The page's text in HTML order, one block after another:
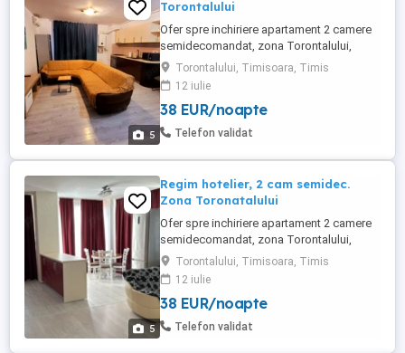
5
Torontalului
Ofer spre inchiriere apartament 2 camere
semidecomandat, zona Torontalului,
complex Campeador. Apartamentul este
complet mobilat si utilat, fiind format din
dormitor matrimonial, baie, living si
bucatarie open space ( coltarul NU este
extensibil) Pret 200ron zi
Torontalului, Timisoara, Timis
12 iulie
38 EUR/noapte
Telefon validat
5
Regim hotelier, 2 cam semidec.
Zona Toronatalului
Ofer spre inchiriere apartament 2 camere
semidecomandat, zona Torontalului,
complex Toronto. Apartamentul este
complet mobilat si utilat, fiind format din
dormitor matrimonial, baie, living si
bucatarie open space ( coltarul NU este
extensibil) Pret 200ron zi
Torontalului, Timisoara, Timis
12 iulie
38 EUR/noapte
Telefon validat